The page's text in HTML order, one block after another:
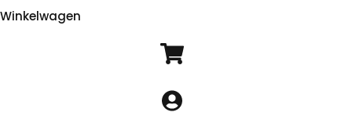
Winkelwagen